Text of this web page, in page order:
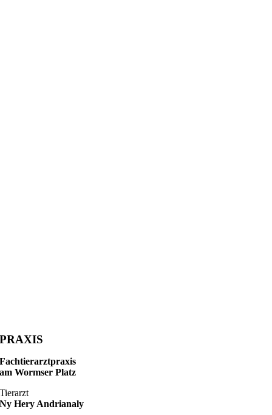
PRAXIS
Fachtierarztpraxis
am Wormser Platz
Tierarzt
Ny Hery Andrianaly